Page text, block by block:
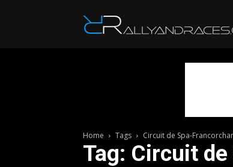
Home Tags Circuit de Spa-
Tag: Circuit